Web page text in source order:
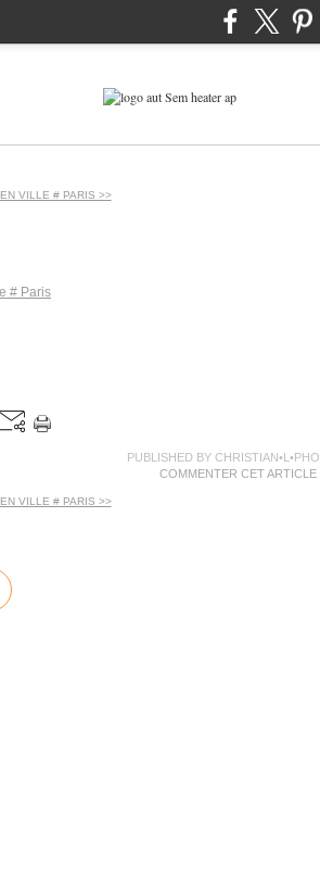
EN VILLE # PARIS >>
PUBLISHED BY
COMMENTER CET ARTICLE
EN VILLE # PARIS >>